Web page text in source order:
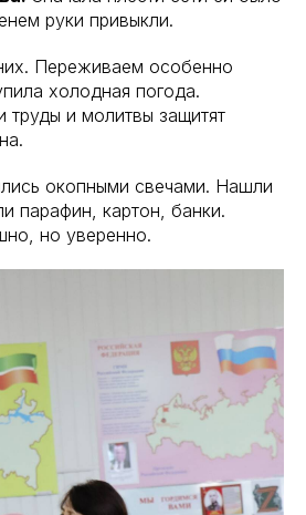
руки привыкли.
Переживаем особенно
холодная погода.
и молитвы защитят
окопными свечами. Нашли
парафин, картон, банки.
но уверенно.